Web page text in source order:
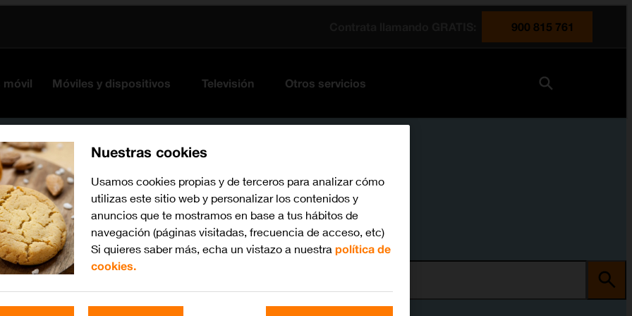
900 815 761
móvil Móviles y dispositivos Televisión Otros servicios
Nuestras cookies
Usamos cookies propias y de terceros para analizar cómo
utilizas este sitio web y personalizar los contenidos y
anuncios que te mostramos en base a tus hábitos de
navegación (páginas visitadas, frecuencia de acceso, etc)
Si quieres saber más, echa un vistazo a nuestra política de
cookies.